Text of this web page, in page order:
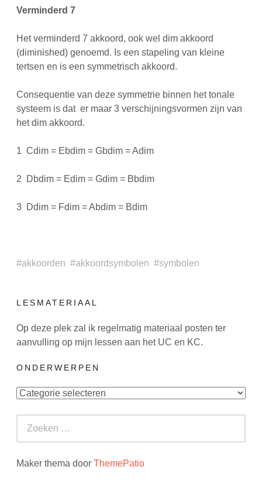
Verminderd 7
Het verminderd 7 akkoord, ook wel dim akkoord
(diminished) genoemd. Is een stapeling van kleine
tertsen en is een symmetrisch akkoord.
Consequentie van deze symmetrie binnen het tonale
systeem is dat er maar 3 verschijningsvormen zijn van
het dim akkoord.
1 Cdim = Ebdim = Gbdim = Adim
2 Dbdim = Edim = Gdim = Bbdim
3 Ddim = Fdim = Abdim = Bdim
akkoorden akkoordsymbolen symbolen
LESMATERIAAL
Op deze plek zal ik regelmatig materiaal posten ter
aanvulling op mijn lessen aan het UC en KC.
ONDERWERPEN
Onderwerpen
naar:
Maker thema doorThemePatio